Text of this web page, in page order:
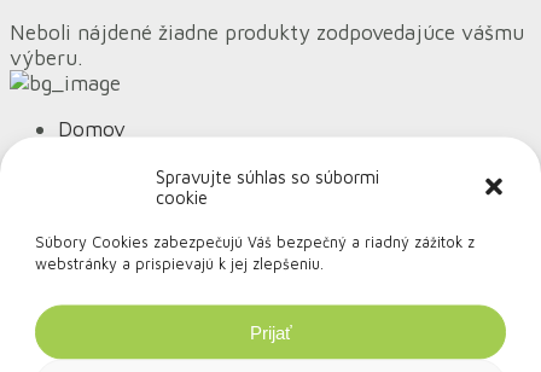
Spravujte súhlas so súbormi
cookie
Súbory Cookies zabezpečujú Váš bezpečný a riadný zážitok z
webstránky a prispievajú k jej zlepšeniu.
Prijať
Neboli nájdené žiadne produkty zodpovedajúce vášmu
výberu.
Domov
Magazín
Kontakt
Súťaže
Zásady ochrany osobných údajov
Obchodné podmienky
Reklamačný poriadok